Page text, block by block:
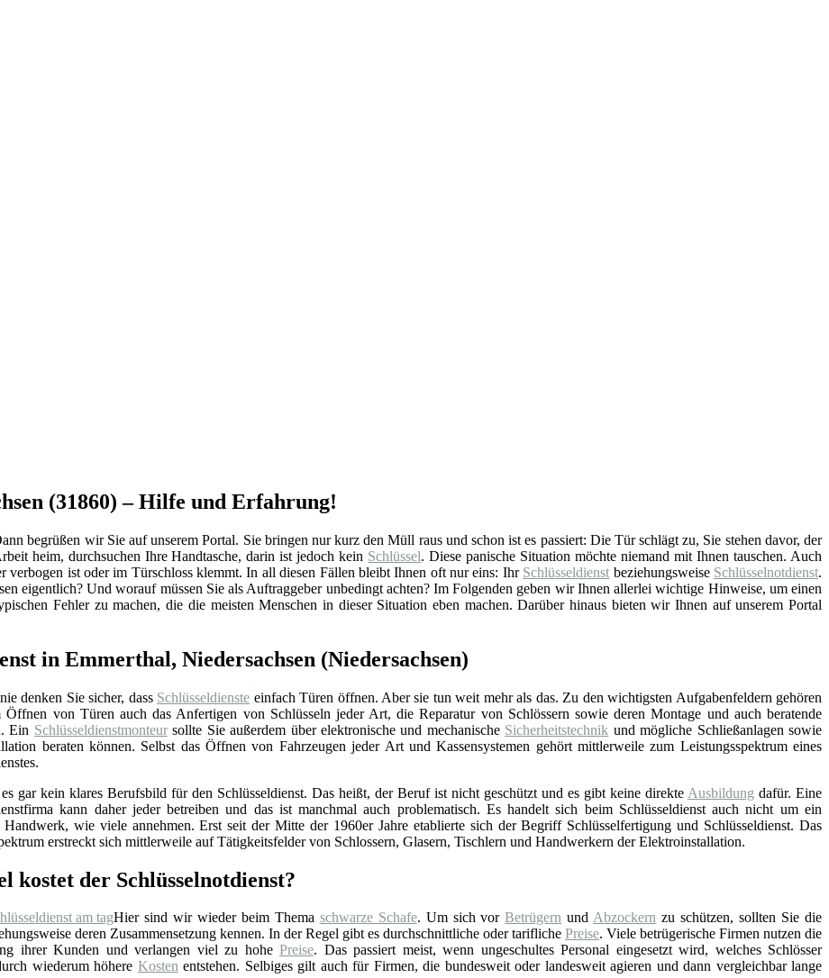
(31860) – Hilfe und Erfahrung!
begrüßen wir Sie auf unserem Portal. Sie bringen nur kurz den Müll raus und schon ist es passiert: Die Tür schlägt zu, Sie stehen davor, der
heim, durchsuchen Ihre Handtasche, darin ist jedoch kein Schlüssel. Diese panische Situation möchte niemand mit Ihnen tauschen. Auch
verbogen ist oder im Türschloss klemmt. In all diesen Fällen bleibt Ihnen oft nur eins: Ihr Schlüsseldienst beziehungsweise Schlüsselnotdienst.
eigentlich? Und worauf müssen Sie als Auftraggeber unbedingt achten? Im Folgenden geben wir Ihnen allerlei wichtige Hinweise, um einen
Fehler zu machen, die die meisten Menschen in dieser Situation eben machen. Darüber hinaus bieten wir Ihnen auf unserem Portal
in Emmerthal, Niedersachsen (Niedersachsen)
denken Sie sicher, dass Schlüsseldienste einfach Türen öffnen. Aber sie tun weit mehr als das. Zu den wichtigsten Aufgabenfeldern gehören
Öffnen von Türen auch das Anfertigen von Schlüsseln jeder Art, die Reparatur von Schlössern sowie deren Montage und auch beratende
Ein Schlüsseldienstmonteursollte Sie außerdem über elektronische und mechanische Sicherheitstechnik und mögliche Schließanlagen sowie
beraten können. Selbst das Öffnen von Fahrzeugen jeder Art und Kassensystemen gehört mittlerweile zum Leistungsspektrum eines
gar kein klares Berufsbild für den Schlüsseldienst. Das heißt, der Beruf ist nicht geschützt und es gibt keine direkte Ausbildung dafür. Eine
kann daher jeder betreiben und das ist manchmal auch problematisch. Es handelt sich beim Schlüsseldienst auch nicht um ein
Handwerk, wie viele annehmen. Erst seit der Mitte der 1960er Jahre etablierte sich der Begriff Schlüsselfertigung und Schlüsseldienst. Das
erstreckt sich mittlerweile auf Tätigkeitsfelder von Schlossern, Glasern, Tischlern und Handwerkern der Elektroinstallation.
kostet der Schlüsselnotdienst?
Hier sind wir wieder beim Thema schwarze Schafe. Um sich vorBetrügern undAbzockern zu schützen, sollten Sie die
deren Zusammensetzung kennen. In der Regel gibt es durchschnittliche oder tarifliche Preise. Viele betrügerische Firmen nutzen die
ihrer Kunden und verlangen viel zu hohe Preise. Das passiert meist, wenn ungeschultes Personal eingesetzt wird, welches Schlösser
wiederum höhere Kostenentstehen. Selbiges gilt auch für Firmen, die bundesweit oder landesweit agieren und dann vergleichbar lange